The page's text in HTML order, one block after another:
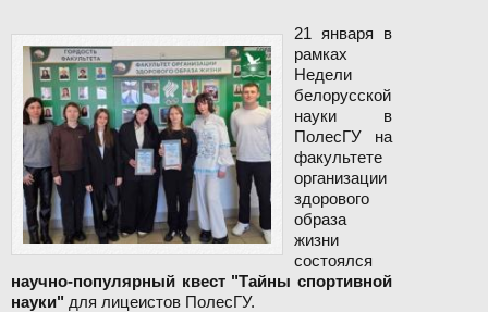
21 января в
рамках
Недели
белорусской
науки в
ПолесГУ на
факультете
организации
здорового
образа
жизни
состоялся
научно-популярный квест "Тайны спортивной
науки" для лицеистов ПолесГУ.